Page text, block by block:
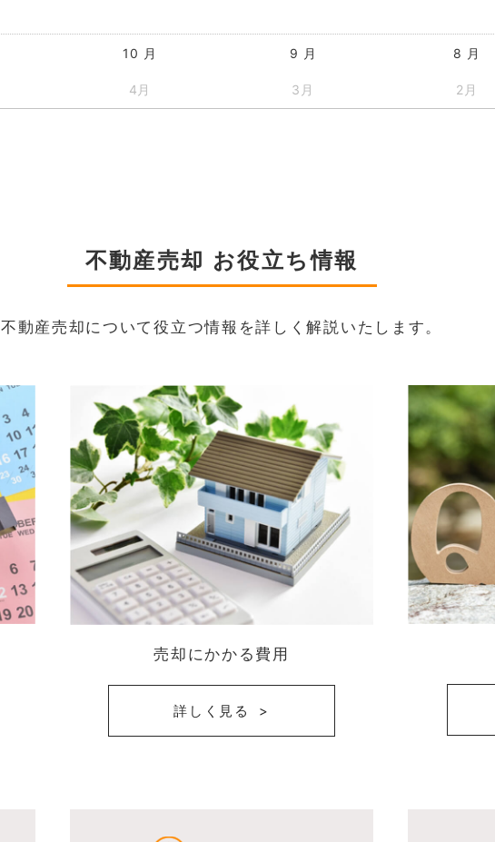
10 月 9 月 8 月
4月 3月 2月
不動産売却 お役立ち情報
不動産売却について役立つ情報を詳しく解説いたします。
売却にかかる費用
詳しく見る